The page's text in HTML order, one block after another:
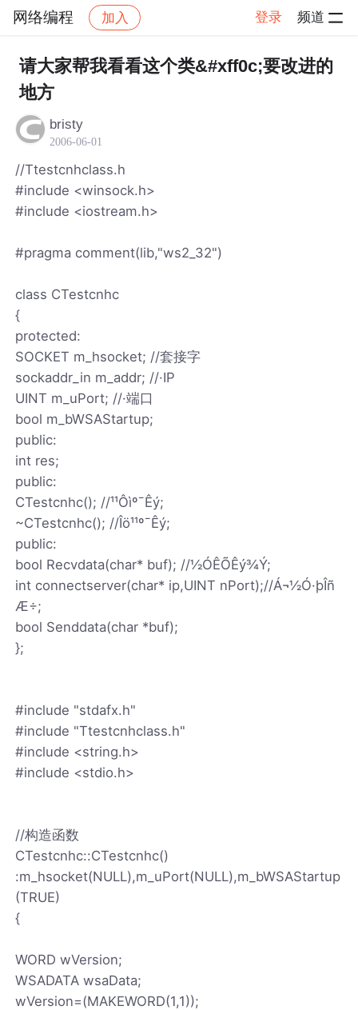
网络编程 加入 登录 频道
社区 网络编程 帖子详情
请大家帮我看看这个类&#xff0c;要改进的
地方
bristy
2006-06-01
//Ttestcnhclass.h
#include <winsock.h>
#include <iostream.h>
#pragma comment(lib,"ws2_32")
class CTestcnhc
{
protected:
SOCKET m_hsocket; //套接字
sockaddr_in m_addr; //·IP
UINT m_uPort; //·端口
bool m_bWSAStartup;
public:
int res;
public:
CTestcnhc(); //¹¹Ôìº¯Êý;
~CTestcnhc(); //Îö¹¹º¯Êý;
public:
bool Recvdata(char* buf); //½ÓÊÕÊý¾Ý;
int connectserver(char* ip,UINT nPort);//Á¬½Ó·þÎñ
Æ÷;
bool Senddata(char *buf);
};
#include "stdafx.h"
#include "Ttestcnhclass.h"
#include <string.h>
#include <stdio.h>
//构造函数
CTestcnhc::CTestcnhc()
:m_hsocket(NULL),m_uPort(NULL),m_bWSAStartup
(TRUE)
{
WORD wVersion;
WSADATA wsaData;
wVersion=(MAKEWORD(1,1));